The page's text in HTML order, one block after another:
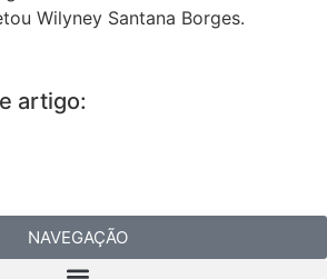
Wilyney Santana Borges.
artigo:
NAVEGAÇÃO